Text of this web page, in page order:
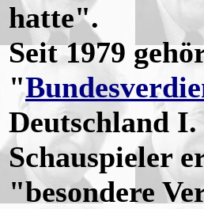
hatte".
Seit 1979
"
Deutschland
Schauspieler
"besondere